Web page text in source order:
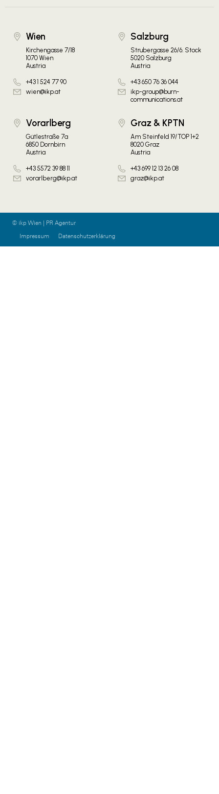
Wien
Kirchengasse 7/18
1070 Wien
Austria
+43 1 524 77 90
wien@ikp.at
Salzburg
Strubergasse 26/6. Stock
5020 Salzburg
Austria
+43 650 76 36 044
ikp-group@burn-
communications.at
Vorarlberg
Gütlestraße 7a
6850 Dornbirn
Austria
+43 5572 39 88 11
vorarlberg@ikp.at
Graz & KPTN
Am Steinfeld 19/TOP 1+2
8020 Graz
Austria
+43 699 12 13 26 08
graz@ikp.at
© ikp Wien | PR Agentur
Impressum
Datenschutzerklärung